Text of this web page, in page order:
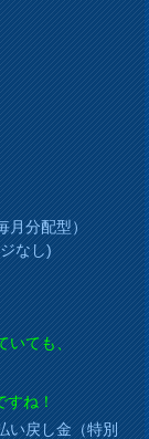
月分配型）
なし)
いても、
すね！
い戻し金（特別